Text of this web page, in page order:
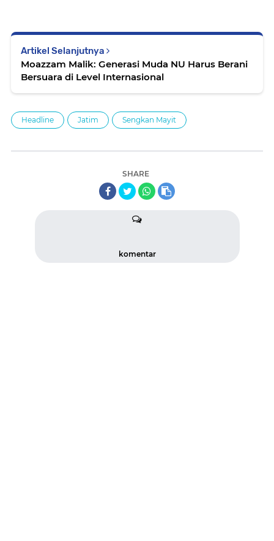
Artikel Selanjutnya
Moazzam Malik: Generasi Muda NU Harus Berani
Bersuara di Level Internasional
Headline Jatim Sengkan Mayit
SHARE
komentar